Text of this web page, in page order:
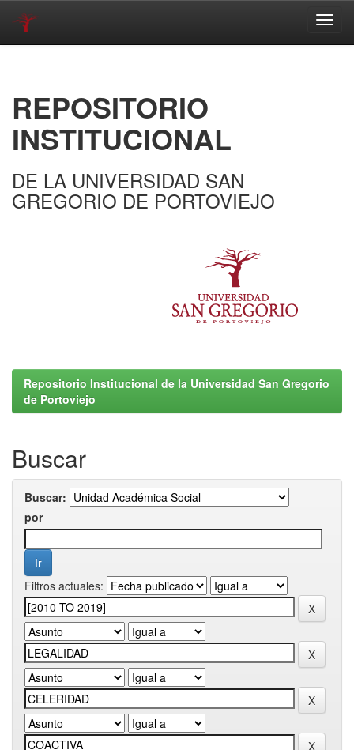
REPOSITORIO
INSTITUCIONAL
DE LA UNIVERSIDAD SAN
GREGORIO DE PORTOVIEJO
Repositorio Institucional de la Universidad San Gregorio
de Portoviejo
Buscar
Buscar:
por
Filtros actuales: